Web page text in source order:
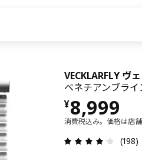
VECKLARFLY ヴ
ベネチアンブラ
¥8,999
価格 ¥
消費税込み。価格は店
(198)